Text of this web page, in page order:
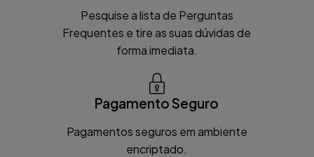
Pesquise a lista de Perguntas
Frequentes e tire as suas dúvidas de
forma imediata.
Pagamento Seguro
Pagamentos seguros em ambiente
encriptado.